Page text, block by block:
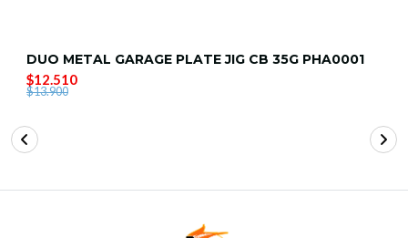
DUO METAL GARAGE PLATE JIG CB 35G PHA0001
$12.510
$13.900